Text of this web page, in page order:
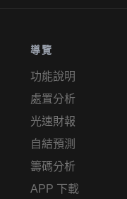
導覽
功能說明
處置分析
光速財報
自結預測
籌碼分析
APP 下載